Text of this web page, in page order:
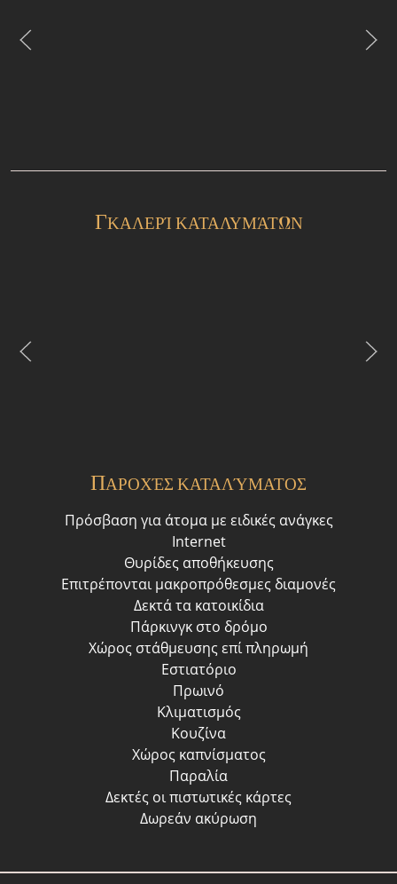
ΓΚΑΛΕΡΊ ΚΑΤΑΛΥΜΆΤΩΝ
ΠΑΡΟΧΈΣ ΚΑΤΑΛΎΜΑΤΟΣ
Πρόσβαση για άτομα με ειδικές ανάγκες
Internet
Θυρίδες αποθήκευσης
Επιτρέπονται μακροπρόθεσμες διαμονές
Δεκτά τα κατοικίδια
Πάρκινγκ στο δρόμο
Χώρος στάθμευσης επί πληρωμή
Εστιατόριο
Πρωινό
Κλιματισμός
Κουζίνα
Χώρος καπνίσματος
Παραλία
Δεκτές οι πιστωτικές κάρτες
Δωρεάν ακύρωση